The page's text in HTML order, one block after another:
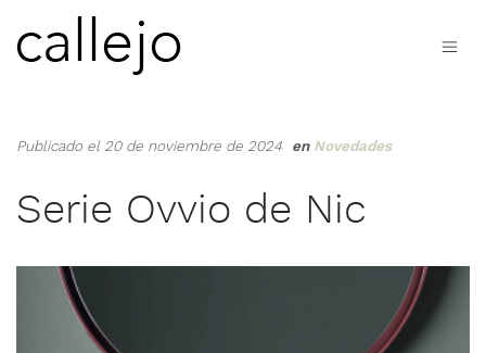
Publicado el 20 de noviembre de 2024 en Novedades
Serie Ovvio de Nic